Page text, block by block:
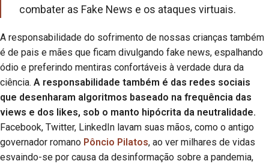
combater as Fake News e os ataques virtuais.
A responsabilidade do sofrimento de nossas crianças também
é de pais e mães que ficam divulgando fake news, espalhando
ódio e preferindo mentiras confortáveis à verdade dura da
ciência. A responsabilidade também é das redes sociais
que desenharam algoritmos baseado na frequência das
views e dos likes, sob o manto hipócrita da neutralidade.
Facebook, Twitter, LinkedIn lavam suas mãos, como o antigo
governador romano Pôncio Pilatos, ao ver milhares de vidas
esvaindo-se por causa da desinformação sobre a pandemia,